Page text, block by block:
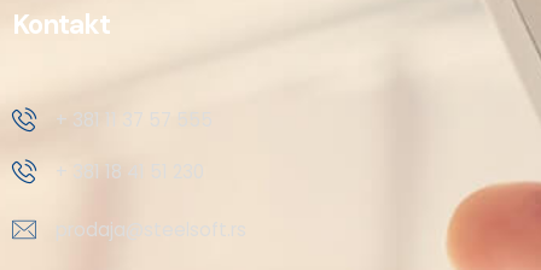
Kontakt
+ 381 11 37 57 555
+ 381 18 41 51 230
prodaja@steelsoft.rs